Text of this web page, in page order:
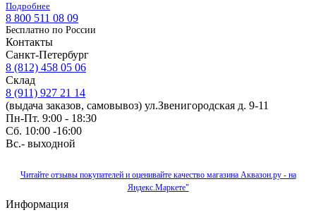
Подробнее
8 800 511 08 09
Бесплатно по Роcсии
Контакты
Санкт-Петербург
8 (812) 458 05 06
Склад
8 (911) 927 21 14
(выдача заказов, самовывоз) ул.Звенигородская д. 9-11
Пн-Пт. 9:00 - 18:30
Сб. 10:00 -16:00
Вс.- выходной
Читайте отзывы покупателей и оценивайте качество магазина Аквазон.ру - на
Яндекс.Маркете"
Информация